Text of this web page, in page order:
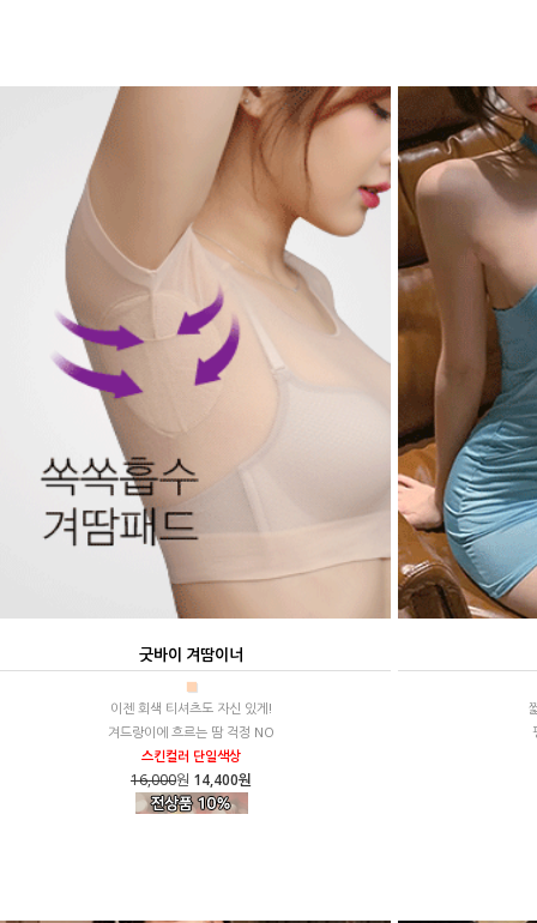
굿바이 겨땀이너
■
이젠 회색 티셔츠도 자신 있게!
겨드랑이에 흐르는 땀 걱정 NO
스킨컬러 단일색상
16,000원 14,400원